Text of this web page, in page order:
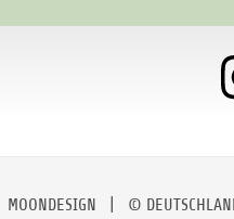
MOONDESIGN | ©